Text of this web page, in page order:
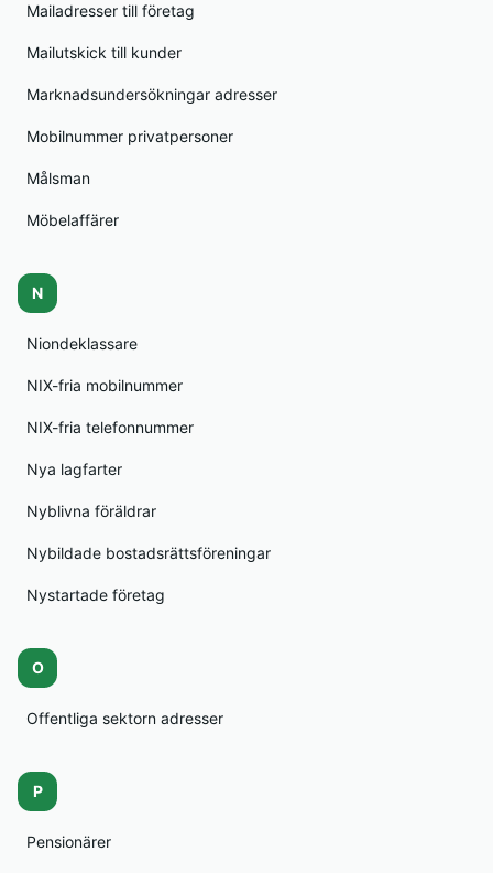
Mailadresser till företag
Mailutskick till kunder
Marknadsundersökningar adresser
Mobilnummer privatpersoner
Målsman
Möbelaffärer
N
Niondeklassare
NIX-fria mobilnummer
NIX-fria telefonnummer
Nya lagfarter
Nyblivna föräldrar
Nybildade bostadsrättsföreningar
Nystartade företag
O
Offentliga sektorn adresser
P
Pensionärer